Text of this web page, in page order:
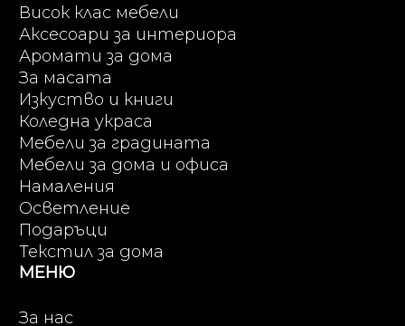
Висок клас мебели
Аксесоари за интериора
Аромати за дома
За масата
Изкуство и книги
Коледна украса
Мебели за градината
Мебели за дома и офиса
Намаления
Осветление
Подаръци
Текстил за дома
МЕНЮ
За нас